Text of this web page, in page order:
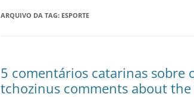
ARQUIVO DA TAG: ESPORTE
5 comentários catarinas sobre
tchozinus comments about